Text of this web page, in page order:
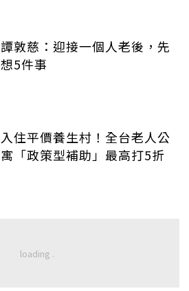
譚敦慈：迎接一個人老後，先
想5件事
入住平價養生村！全台老人公
寓「政策型補助」最高打5折